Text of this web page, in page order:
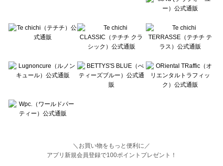
＼お買い物をもっと便利に／
アプリ新規会員登録で100ポイントプレゼント！